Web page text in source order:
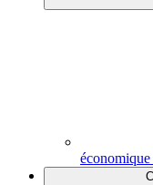
économique